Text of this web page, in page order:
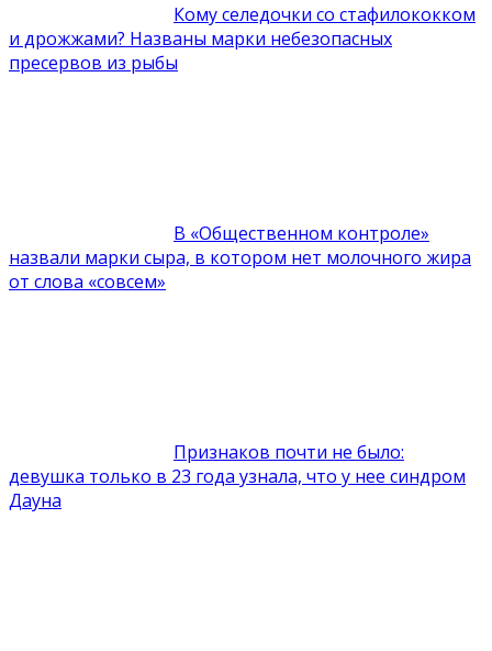
Кому селедочки со стафилококком
и дрожжами? Названы марки небезопасных
пресервов из рыбы
В «Общественном контроле»
назвали марки сыра, в котором нет молочного жира
от слова «совсем»
Признаков почти не было:
девушка только в 23 года узнала, что у нее синдром
Дауна